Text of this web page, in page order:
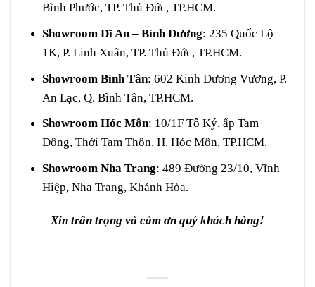
Bình Phước, TP. Thủ Đức, TP.HCM.
Showroom Dĩ An – Bình Dương: 235 Quốc Lộ
1K, P. Linh Xuân, TP. Thủ Đức, TP.HCM.
Showroom Bình Tân: 602 Kinh Dương Vương, P.
An Lạc, Q. Bình Tân, TP.HCM.
Showroom Hóc Môn: 10/1F Tô Ký, ấp Tam
Đông, Thới Tam Thôn, H. Hóc Môn, TP.HCM.
Showroom Nha Trang: 489 Đường 23/10, Vĩnh
Hiệp, Nha Trang, Khánh Hòa.
Xin trân trọng và cảm ơn quý khách hàng!